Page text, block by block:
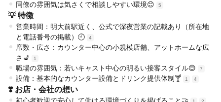
同僚の雰囲気は気さくで相談しやすい環境😊 5
💡 特徴
営業時間：明大前駅近く、公式で深夜営業の記載あり（所在地
と電話番号の掲載）🕘
4
席数・広さ：カウンター中心の小規模店舗、アットホームな広
さ💺
1
職場の雰囲気：若いキャスト中心の明るい接客スタイル😊 7
設備：基本的なカウンター設備とドリンク提供体制🍸 1 4
❣️ お店・会社の想い